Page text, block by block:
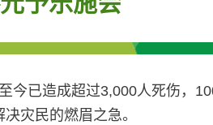
今已造成超过3,000人死伤，
灾民的燃眉之急。